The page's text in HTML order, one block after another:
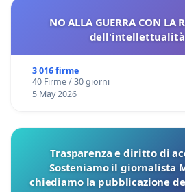
NO ALLA GUERRA CON LA
3 016 firme
40 Firme / 30 giorni
5 May 2026
Trasparenza e diritto di
Sosteniamo il giornalista
chiediamo la pubblicazione